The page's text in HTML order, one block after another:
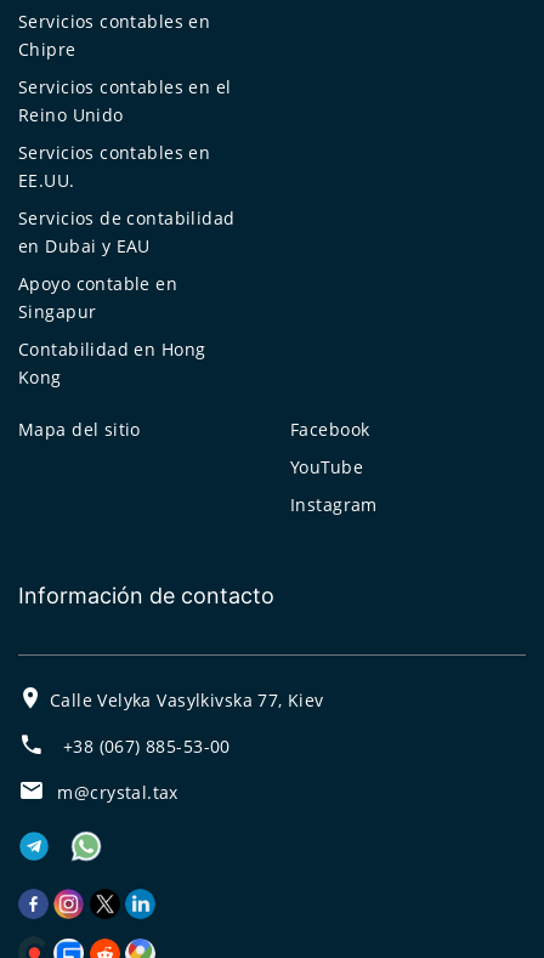
Servicios contables en
Chipre
Servicios contables en el
Reino Unido
Servicios contables en
EE.UU.
Servicios de contabilidad
en Dubai y EAU
Apoyo contable en
Singapur
Contabilidad en Hong
Kong
Mapa del sitio
Facebook
YouTube
Instagram
Información de contacto
Calle Velyka Vasylkivska 77, Kiev
+38 (067) 885-53-00
m@crystal.tax